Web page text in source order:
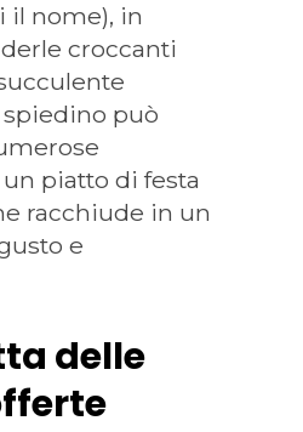
il nome), in
croccanti
può
un piatto di festa
racchiude in un
e
delle